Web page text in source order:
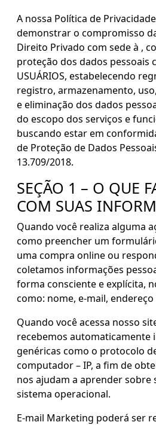
A nossa Política de
demonstrar o compromisso
Direito Privado com sede à ,
proteção dos dados pessoais
USUÁRIOS, estabelecendo
registro, armazenamento,
e eliminação dos dados
do escopo dos serviços e
buscando estar em
de Proteção de Dados
13.709/2018.
SEÇÃO 1 – O QUE
COM SUAS
Quando você realiza alguma
como preencher um
uma compra online ou
coletamos informações
forma consciente e explícita,
como: nome, e-mail,
Quando você acessa nosso
recebemos automaticamente
genéricas como o protocolo
computador – IP, a fim de
nos ajudam a aprender sobre
sistema operacional.
E-mail Marketing poderá ser